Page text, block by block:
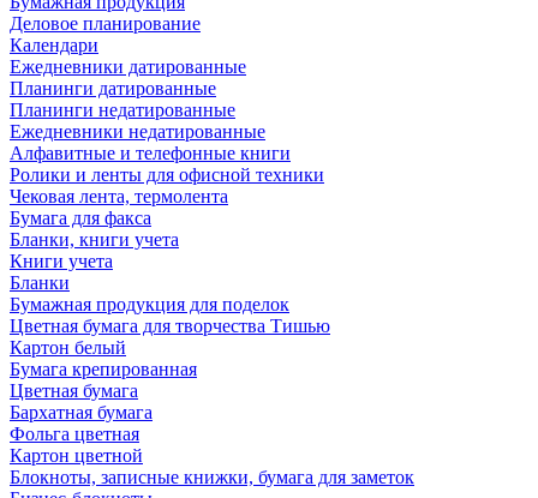
Деловое планирование
Календари
Ежедневники датированные
Планинги датированные
Планинги недатированные
Ежедневники недатированные
Алфавитные и телефонные книги
Ролики и ленты для офисной техники
Чековая лента, термолента
Бумага для факса
Бланки, книги учета
Книги учета
Бланки
Бумажная продукция для поделок
Цветная бумага для творчества Тишью
Картон белый
Бумага крепированная
Цветная бумага
Бархатная бумага
Фольга цветная
Картон цветной
Блокноты, записные книжки, бумага для заметок